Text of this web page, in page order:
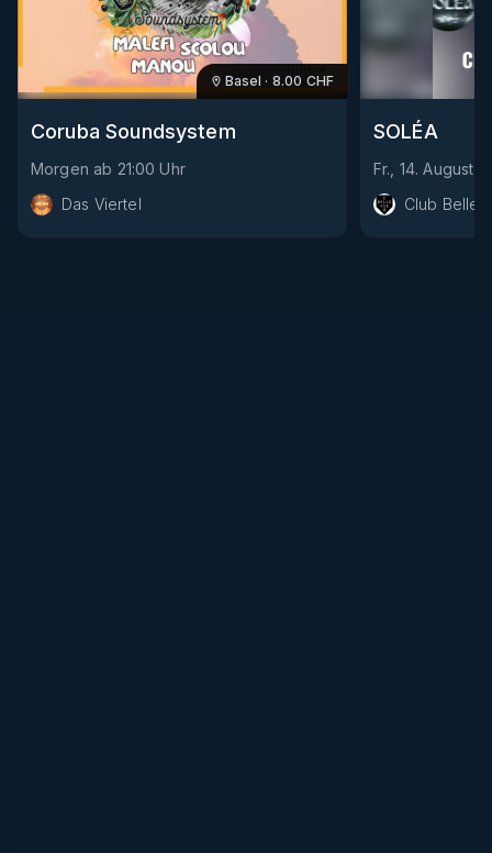
Basel · 8.00 CHF
Coruba Soundsystem
Morgen ab 21:00 Uhr
Das Viertel
SOLÉA
Fr., 14. August
Club